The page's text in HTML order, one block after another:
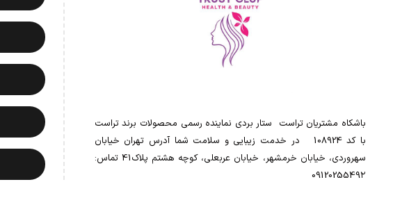
باشکاه مشتریان تراست ‌ ‌ستار بردی نماینده رسمی محصولات برند تراست
با کد 108924 ‌ ‌ در خدمت زیبایی و سلامت شما آدرس تهران خیابان
سهروردی، خیابان خرمشهر، خیابان عربعلی، کوچه هشتم پلاک41 تماس:
0912025549۲